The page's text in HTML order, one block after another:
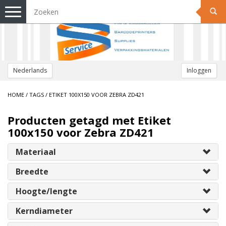
Nederlands Inloggen
Toggle
navigation
HOME / TAGS / ETIKET 100X150 VOOR ZEBRA ZD421
Producten getagd met Etiket
100x150 voor Zebra ZD421
Materiaal
Breedte
Hoogte/lengte
Kerndiameter